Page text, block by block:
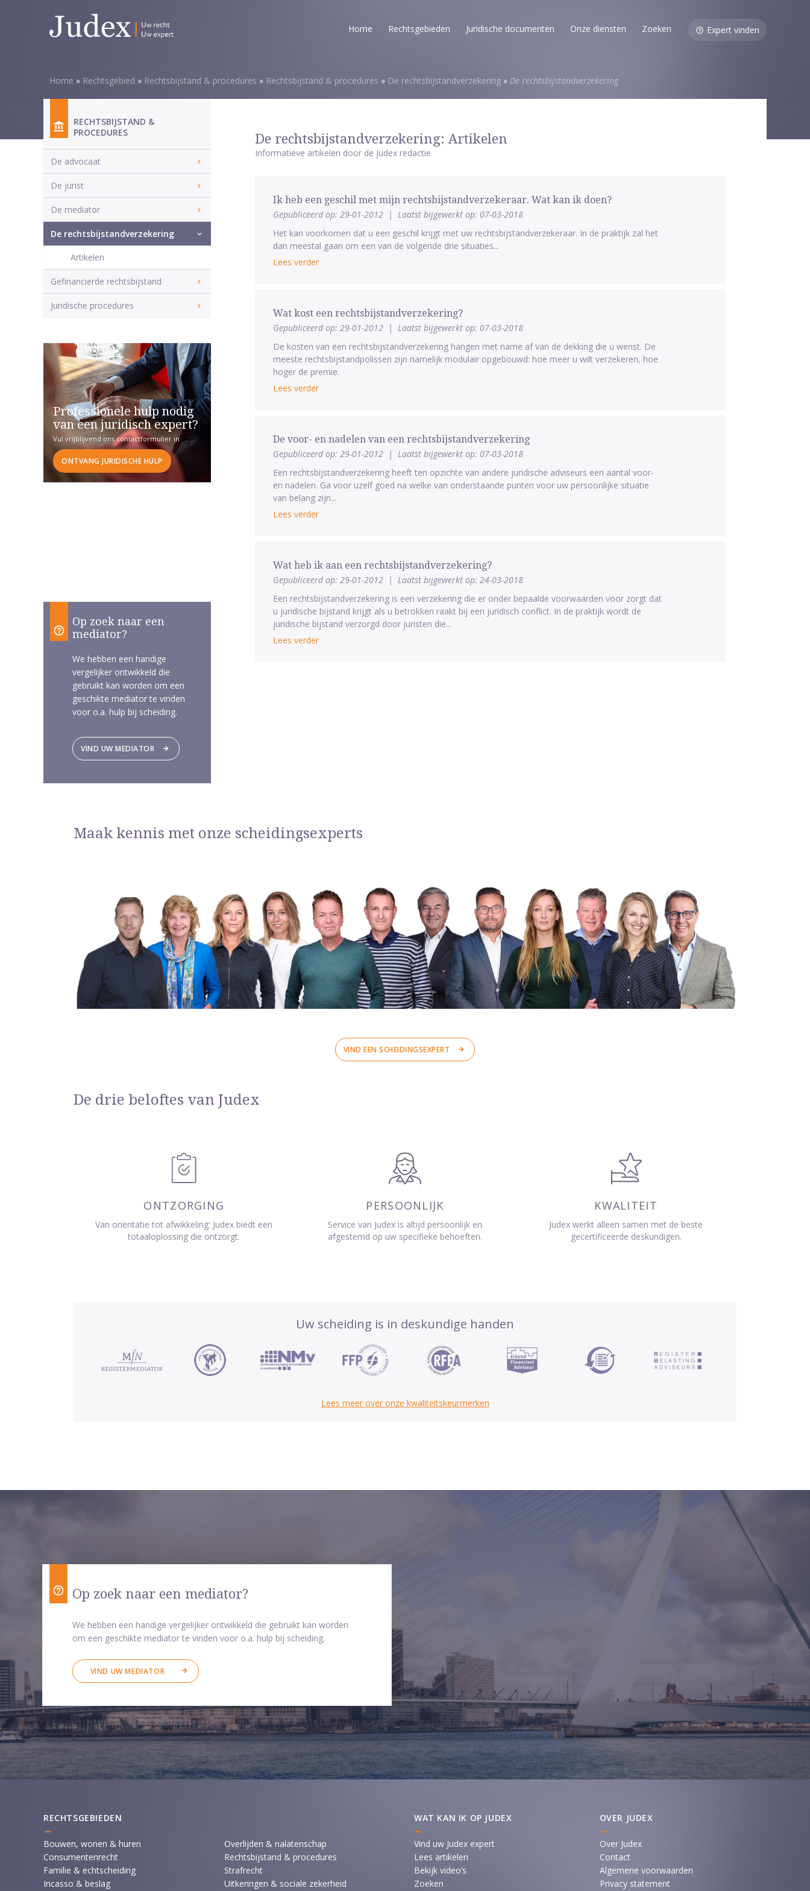
Home Rechtsgebieden Juridische documenten Onze diensten Zoeken Expert vinden
Home » Rechtsgebied » Rechtsbijstand & procedures » Rechtsbijstand & procedures » De rechtsbijstandverzekering » De rechtsbijstandverzekering
De rechtsbijstandverzekering: Artikelen
Informatieve artikelen door de Judex redactie
Ik heb een geschil met mijn rechtsbijstandverzekeraar. Wat kan ik doen?
Gepubliceerd op: 29-01-2012 | Laatst bijgewerkt op: 07-03-2018
Het kan voorkomen dat u een geschil krijgt met uw rechtsbijstandverzekeraar. In de praktijk zal het
dan meestal gaan om een van de volgende drie situaties...
Lees verder
Wat kost een rechtsbijstandverzekering?
Gepubliceerd op: 29-01-2012 | Laatst bijgewerkt op: 07-03-2018
De kosten van een rechtsbijstandverzekering hangen met name af van de dekking die u wenst. De
meeste rechtsbijstandpolissen zijn namelijk modulair opgebouwd: hoe meer u wilt verzekeren, hoe
hoger de premie.
Lees verder
De voor- en nadelen van een rechtsbijstandverzekering
Gepubliceerd op: 29-01-2012 | Laatst bijgewerkt op: 07-03-2018
Een rechtsbijstandverzekering heeft ten opzichte van andere juridische adviseurs een aantal voor-
en nadelen. Ga voor uzelf goed na welke van onderstaande punten voor uw persoonlijke situatie
van belang zijn...
Lees verder
Wat heb ik aan een rechtsbijstandverzekering?
Gepubliceerd op: 29-01-2012 | Laatst bijgewerkt op: 24-03-2018
Een rechtsbijstandverzekering is een verzekering die er onder bepaalde voorwaarden voor zorgt dat
u juridische bijstand krijgt als u betrokken raakt bij een juridisch conflict. In de praktijk wordt de
juridische bijstand verzorgd door juristen die...
Lees verder
RECHTSBIJSTAND &
PROCEDURES
De advocaat
De jurist
De mediator
De rechtsbijstandverzekering
Artikelen
Gefinancierde rechtsbijstand
Juridische procedures
Professionele hulp nodig
van een juridisch expert?
Vul vrijblijvend ons contactformulier in
ONTVANG JURIDISCHE HULP
Op zoek naar een
mediator?
We hebben een handige
vergelijker ontwikkeld die
gebruikt kan worden om een
geschikte mediator te vinden
voor o.a. hulp bij scheiding.
VIND UW MEDIATOR
Maak kennis met onze scheidingsexperts
VIND EEN SCHEIDINGSEXPERT
De drie beloftes van Judex
ONTZORGING
Van oriëntatie tot afwikkeling: Judex biedt een
totaaloplossing die ontzorgt.
PERSOONLIJK
Service van Judex is altijd persoonlijk en
afgestemd op uw specifieke behoeften.
KWALITEIT
Judex werkt alleen samen met de beste
gecertificeerde deskundigen.
Uw scheiding is in deskundige handen
Lees meer over onze kwaliteitskeurmerken
Op zoek naar een mediator?
We hebben een handige vergelijker ontwikkeld die gebruikt kan worden
om een geschikte mediator te vinden voor o.a. hulp bij scheiding.
VIND UW MEDIATOR
RECHTSGEBIEDEN
Bouwen, wonen & huren
Consumentenrecht
Familie & echtscheiding
Incasso & beslag
Overlijden & nalatenschap
Rechtsbijstand & procedures
Strafrecht
Uitkeringen & sociale zekerheid
WAT KAN IK OP JUDEX
Vind uw Judex expert
Lees artikelen
Bekijk video’s
Zoeken
OVER JUDEX
Over Judex
Contact
Algemene voorwaarden
Privacy statement